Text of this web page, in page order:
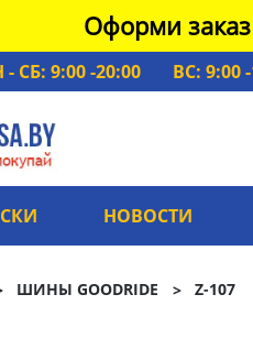
Оформи заказ
- СБ: 9:00 -20:00
ВС: 9:00
НОВОСТИ
ШИНЫ GOODRIDE Z-107